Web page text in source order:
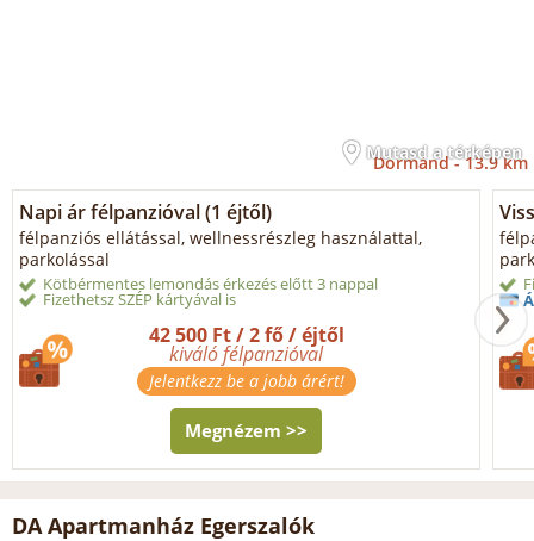
Mutasd a térképen
Dormánd -13.9 km
Napi ár félpanzióval (1 éjtől)
félpanziós ellátással, wellnessrészleg használattal,
parkolással
Kötbérmentes lemondás érkezés előtt 3 nappal
Fizethetsz SZÉP kártyával is
42 500 Ft / 2 fő / éjtől
kiváló félpanzióval
Jelentkezz be a jobb árért!
Megnézem >>
DA Apartmanház Egerszalók